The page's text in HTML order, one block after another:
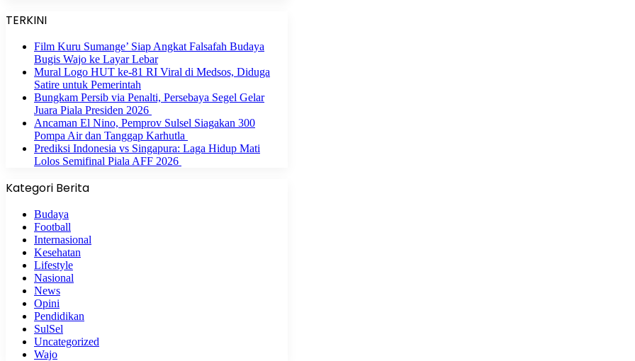
TERKINI
Film Kuru Sumange’ Siap Angkat Falsafah Budaya
Bugis Wajo ke Layar Lebar
Mural Logo HUT ke-81 RI Viral di Medsos, Diduga
Satire untuk Pemerintah
Bungkam Persib via Penalti, Persebaya Segel Gelar
Juara Piala Presiden 2026
Ancaman El Nino, Pemprov Sulsel Siagakan 300
Pompa Air dan Tanggap Karhutla
Prediksi Indonesia vs Singapura: Laga Hidup Mati
Lolos Semifinal Piala AFF 2026
Kategori Berita
Budaya
Football
Internasional
Kesehatan
Lifestyle
Nasional
News
Opini
Pendidikan
SulSel
Uncategorized
Wajo